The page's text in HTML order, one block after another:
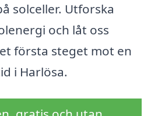
solceller. Utforska
och låt oss
första steget mot en
i Harlösa.